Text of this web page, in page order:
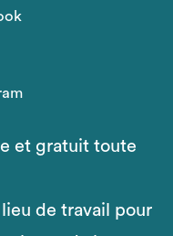
et gratuit toute
de travail pour